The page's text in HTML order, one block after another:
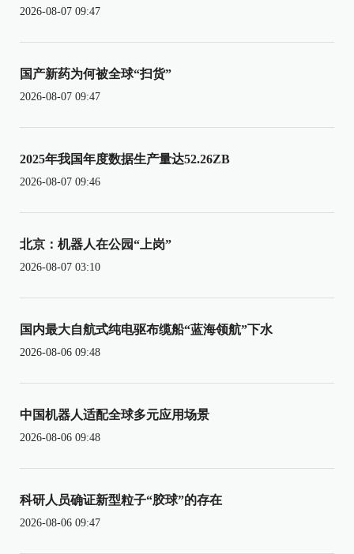
2026-08-07 09:47
国产新药为何被全球“扫货”
2026-08-07 09:47
2025年我国年度数据生产量达52.26ZB
2026-08-07 09:46
北京：机器人在公园“上岗”
2026-08-07 03:10
国内最大自航式纯电驱布缆船“蓝海领航”下水
2026-08-06 09:48
中国机器人适配全球多元应用场景
2026-08-06 09:48
科研人员确证新型粒子“胶球”的存在
2026-08-06 09:47